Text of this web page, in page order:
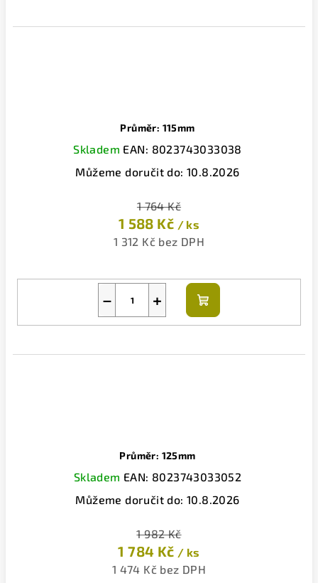
Průměr: 115mm
Skladem EAN: 8023743033038
Můžeme doručit do: 10.8.2026
1 764 Kč
1 588 Kč / ks
1 312 Kč bez DPH
+
−
Do
košíku
Průměr: 125mm
Skladem EAN: 8023743033052
Můžeme doručit do: 10.8.2026
1 982 Kč
1 784 Kč / ks
1 474 Kč bez DPH